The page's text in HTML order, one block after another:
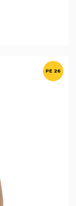
PE 26